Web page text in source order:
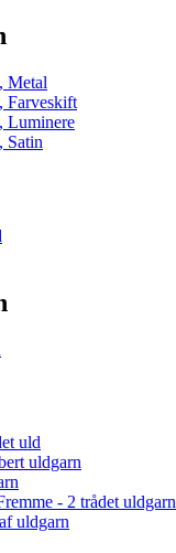
Metal
Farveskift
Luminere
Satin
uld
uldgarn
- 2 trådet uldgarn
uldgarn